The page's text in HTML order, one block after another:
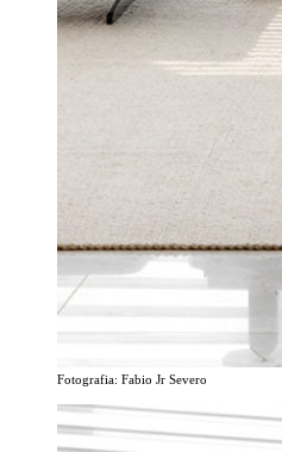
Fotografia: Fabio Jr Severo